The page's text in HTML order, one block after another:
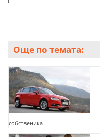
Още по темата:
собственика